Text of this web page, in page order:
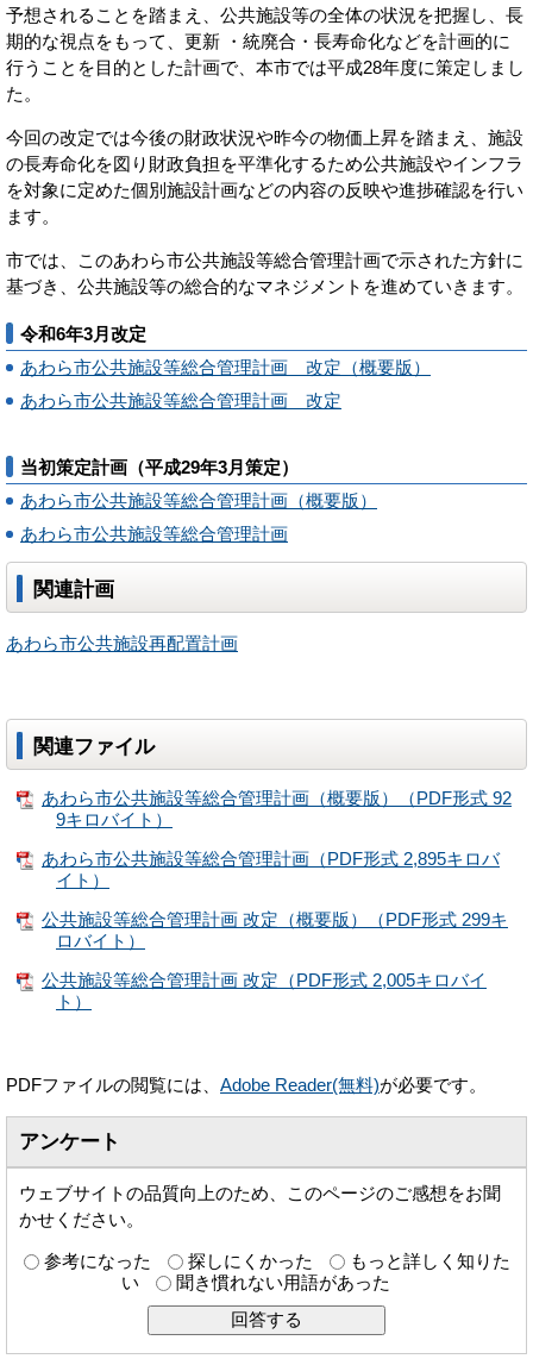
予想されることを踏まえ、公共施設等の全体の状況を把握し、長
期的な視点をもって、更新 ・統廃合・長寿命化などを計画的に
行うことを目的とした計画で、本市では平成28年度に策定しまし
た。
今回の改定では今後の財政状況や昨今の物価上昇を踏まえ、施設
の長寿命化を図り財政負担を平準化するため公共施設やインフラ
を対象に定めた個別施設計画などの内容の反映や進捗確認を行い
ます。
市では、このあわら市公共施設等総合管理計画で示された方針に
基づき、公共施設等の総合的なマネジメントを進めていきます。
令和6年3月改定
あわら市公共施設等総合管理計画 改定（概要版）
あわら市公共施設等総合管理計画 改定
当初策定計画（平成29年3月策定）
あわら市公共施設等総合管理計画（概要版）
あわら市公共施設等総合管理計画
関連計画
あわら市公共施設再配置計画
関連ファイル
あわら市公共施設等総合管理計画（概要版）（PDF形式 92
9キロバイト）
あわら市公共施設等総合管理計画（PDF形式 2,895キロバ
イト）
公共施設等総合管理計画 改定（概要版）（PDF形式 299キ
ロバイト）
公共施設等総合管理計画 改定（PDF形式 2,005キロバイ
ト）
PDFファイルの閲覧には、 Adobe Reader(無料)が必要です。
アンケート
ウェブサイトの品質向上のため、このページのご感想をお聞
かせください。
参考になった 探しにくかった
もっと詳しく知りた
い
聞き慣れない用語があった